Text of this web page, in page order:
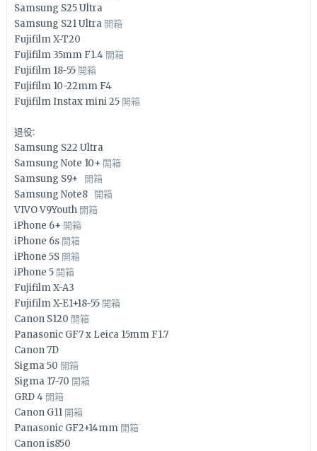
Samsung S25 Ultra
Samsung S21 Ultra 開箱
Fujifilm X-T20
Fujifilm 35mm F1.4 開箱
Fujifilm 18-55 開箱
Fujifilm 10-22mm F4
Fujifilm Instax mini 25 開箱
退役:
Samsung S22 Ultra
Samsung Note 10+ 開箱
Samsung S9+ 開箱
Samsung Note8 開箱
VIVO V9Youth 開箱
iPhone 6+ 開箱
iPhone 6s 開箱
iPhone 5S 開箱
iPhone 5 開箱
Fujifilm X-A3
Fujifilm X-E1+18-55 開箱
Canon S120 開箱
Panasonic GF7 x Leica 15mm F1.7
Canon 7D
Sigma 50 開箱
Sigma 17-70 開箱
GRD 4 開箱
Canon G11 開箱
Panasonic GF2+14mm 開箱
Canon is850